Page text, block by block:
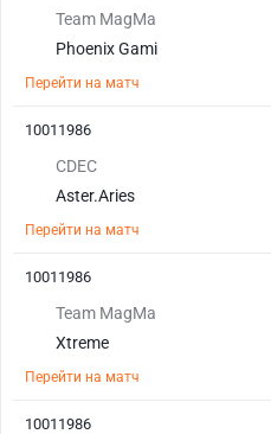
Team MagMa
Phoenix Gami
Перейти на матч
CDEC
Aster.Aries
Перейти на матч
10011986
Team MagMa
Xtreme
Перейти на матч
10011986
10011986